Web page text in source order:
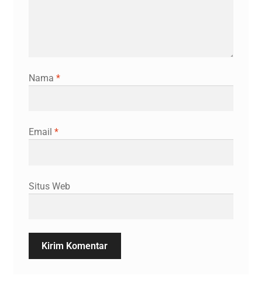
Nama *
Email *
Situs Web